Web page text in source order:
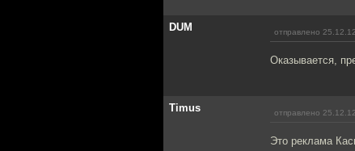
DUM отправлено
Оказывается,
Timus отправлено
Это реклама